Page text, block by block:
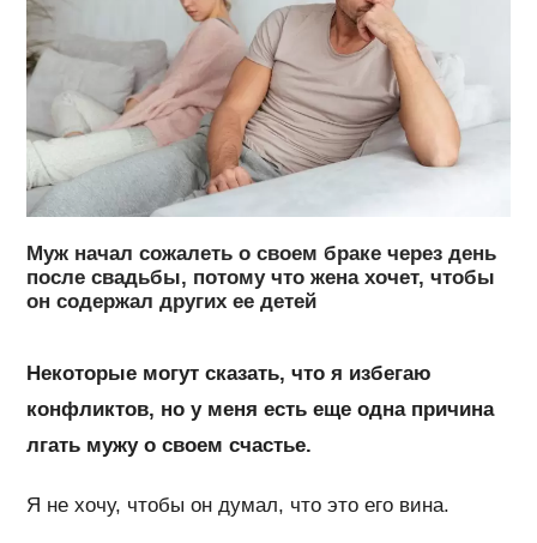
Муж начал сожалеть о своем браке через день
после свадьбы, потому что жена хочет, чтобы
он содержал других ее детей
Некоторые могут сказать, что я избегаю
конфликтов, но у меня есть еще одна причина
лгать мужу о своем счастье.
Я не хочу, чтобы он думал, что это его вина.